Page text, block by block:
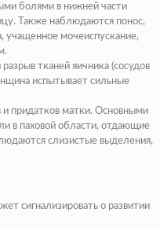
болями в нижней части
Также наблюдаются понос,
учащенное мочеиспускание,
тканей яичника (сосудов
испытывает сильные
и придатков матки. Основными
в паховой области, отдающие
слизистые выделения,
сигнализировать о развитии